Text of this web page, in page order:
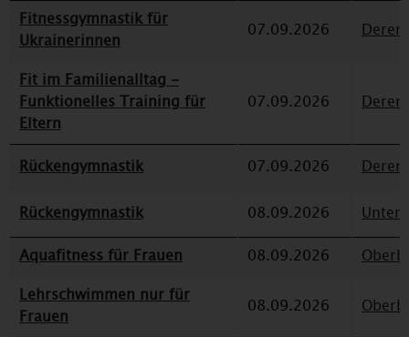
Fitnessgymnastik für
Ukrainerinnen
07.09.2026
Fit im Familienalltag -
Funktionelles Training für
Eltern
07.09.2026
Rückengymnastik 07.09.2026
Rückengymnastik 08.09.2026
Aquafitness für Frauen
08.09.2026
Lehrschwimmen nur für
Frauen
08.09.2026